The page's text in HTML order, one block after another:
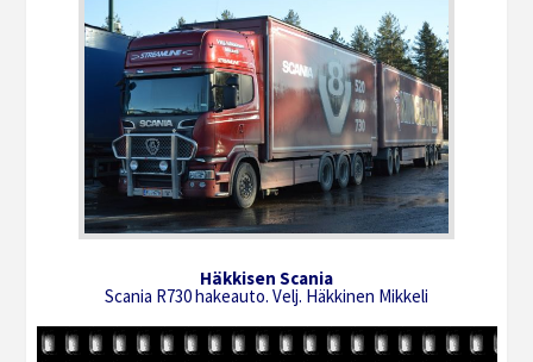
Häkkisen Scania
Scania R730 hakeauto. Velj. Häkkinen Mikkeli